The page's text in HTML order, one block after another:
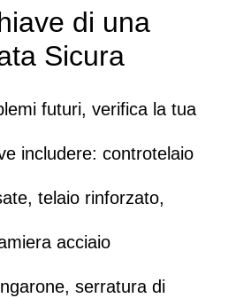
di una
Sicura
futuri, verifica la tua
includere: controtelaio
telaio rinforzato,
acciaio
serratura di